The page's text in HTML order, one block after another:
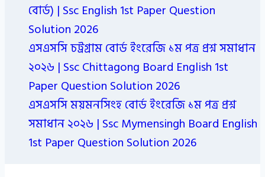
বোর্ড) | Ssc English 1st Paper Question
Solution 2026
এসএসসি চট্রগ্রাম বোর্ড ইংরেজি ১ম পত্র প্রশ্ন সমাধান
২০২৬ | Ssc Chittagong Board English 1st
Paper Question Solution 2026
এসএসসি ময়মনসিংহ বোর্ড ইংরেজি ১ম পত্র প্রশ্ন
সমাধান ২০২৬ | Ssc Mymensingh Board English
1st Paper Question Solution 2026